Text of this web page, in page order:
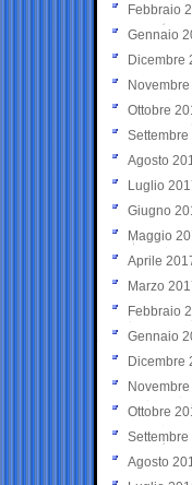
Febbraio
Gennaio
Dicembre
Ottobre
Settembre
Agosto
Luglio
Giugno
Maggio
Aprile
Marzo
Febbraio
Gennaio
Dicembre
Ottobre
Settembre
Agosto